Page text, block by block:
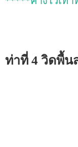
ท่าที่ 4 วิดพื้น